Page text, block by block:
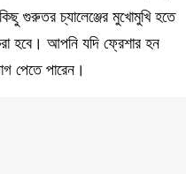
গুরুতর চ্যালেঞ্জের মুখোমুখি হতে
হবে। আপনি যদি ফ্রেশার হন
পেতে পারেন।